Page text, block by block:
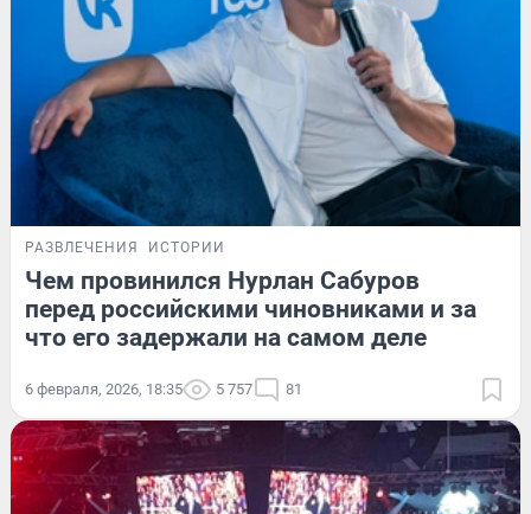
РАЗВЛЕЧЕНИЯ ИСТОРИИ
Чем провинился Нурлан Сабуров
перед российскими чиновниками и за
что его задержали на самом деле
6 февраля, 2026, 18:35 5 757 81